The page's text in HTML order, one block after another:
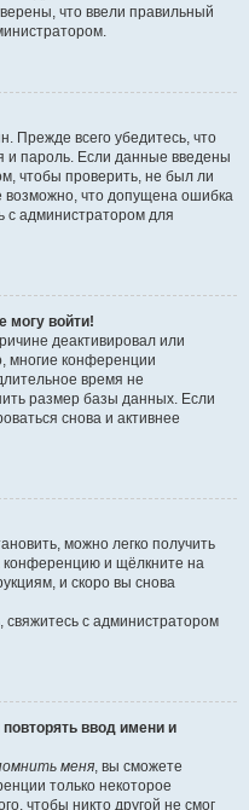
что ввели правильный
Прежде всего убедитесь, что
и пароль. Если данные введены
чтобы проверить, не был ли
возможно, что допущена ошибка
с администратором для
могу войти!
деактивировал или
многие конференции
время не
размер базы данных. Если
снова и активнее
можно легко получить
конференцию и щёлкните на
и скоро вы снова
свяжитесь с администратором
ввод имени и
меня, вы сможете
только некоторое
чтобы никто другой не смог